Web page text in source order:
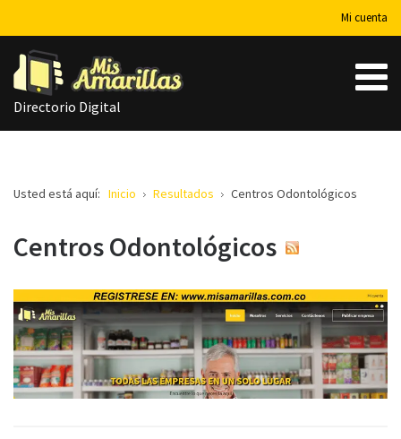
Mi cuenta
Directorio Digital
Usted está aquí: Inicio Resultados Centros Odontológicos
Centros Odontológicos